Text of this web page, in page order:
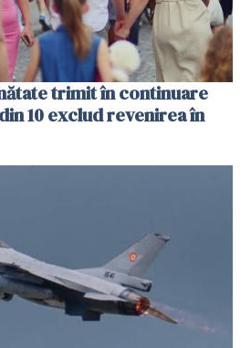
trimit în continuare
10 exclud revenirea în